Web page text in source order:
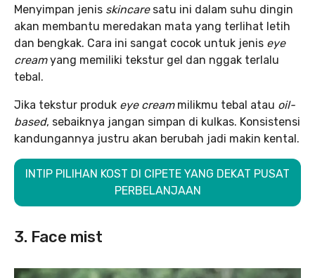
Menyimpan jenis skincare satu ini dalam suhu dingin
akan membantu meredakan mata yang terlihat letih
dan bengkak. Cara ini sangat cocok untuk jenis eye
creamyang memiliki tekstur gel dan nggak terlalu
tebal.
Jika tekstur produk eye cream milikmu tebal atau oil-
based, sebaiknya jangan simpan di kulkas. Konsistensi
kandungannya justru akan berubah jadi makin kental.
INTIP PILIHAN KOST DI CIPETE YANG DEKAT PUSAT
PERBELANJAAN
3. Face mist